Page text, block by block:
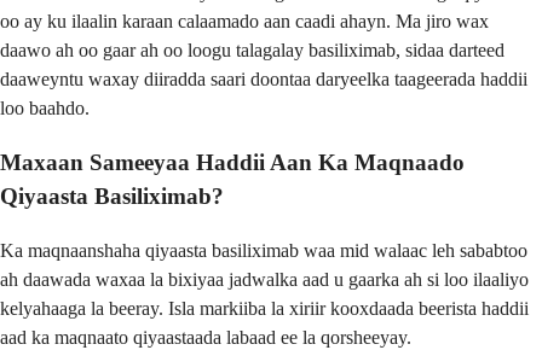
oo ay ku ilaalin karaan calaamado aan caadi ahayn. Ma jiro wax
daawo ah oo gaar ah oo loogu talagalay basiliximab, sidaa darteed
daaweyntu waxay diiradda saari doontaa daryeelka taageerada haddii
loo baahdo.
Maxaan Sameeyaa Haddii Aan Ka Maqnaado
Qiyaasta Basiliximab?
Ka maqnaanshaha qiyaasta basiliximab waa mid walaac leh sababtoo
ah daawada waxaa la bixiyaa jadwalka aad u gaarka ah si loo ilaaliyo
kelyahaaga la beeray. Isla markiiba la xiriir kooxdaada beerista haddii
aad ka maqnaato qiyaastaada labaad ee la qorsheeyay.